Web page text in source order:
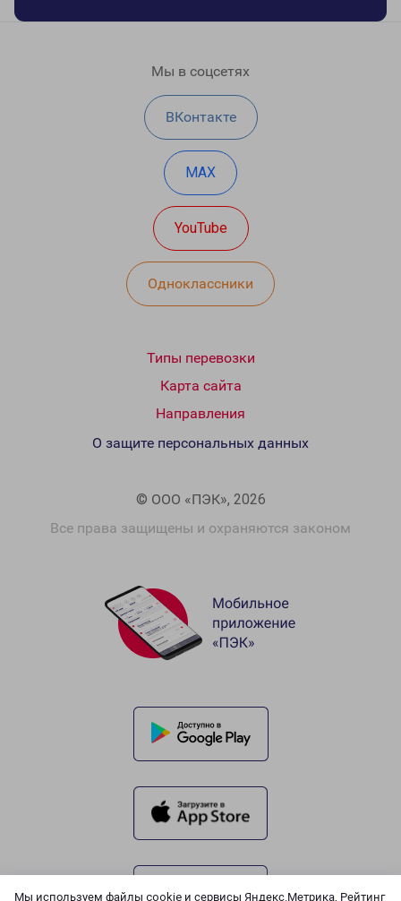
Мы используем файлы cookie и сервисы Яндекс.Метрика, Рейтинг
Мы в соцсетях
ВКонтакте
MAX
YouTube
Одноклассники
Типы перевозки
Карта сайта
Направления
© ООО «ПЭК», 2026
Все права защищены и охраняются законом
О защите персональных данных